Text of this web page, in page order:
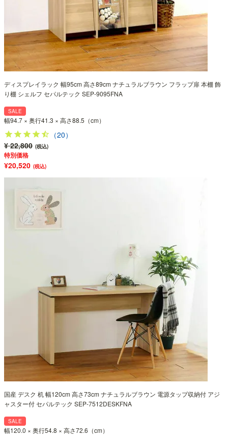
ディスプレイラック 幅95cm 高さ89cm ナチュラルブラウン フラップ扉 本棚 飾
り棚 シェルフ セパルテック SEP-9095FNA
SALE
幅94.7 × 奥行41.3 × 高さ88.5（cm）
（20）
¥ 22,800 (税込)
特別価格
¥20,520 (税込)
国産 デスク 机 幅120cm 高さ73cm ナチュラルブラウン 電源タップ収納付 アジ
ャスター付 セパルテック SEP-7512DESKFNA
SALE
幅120.0 × 奥行54.8 × 高さ72.6（cm）